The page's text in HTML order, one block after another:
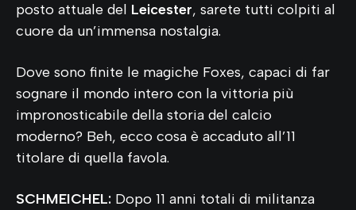
posto attuale del Leicester, sarete tutti colpiti al
cuore da un’immensa nostalgia.
Dove sono finite le magiche Foxes, capaci di far
sognare il mondo intero con la vittoria più
impronosticabile della storia del calcio
moderno? Beh, ecco cosa è accaduto all’11
titolare di quella favola.
SCHMEICHEL: Dopo 11 anni totali di militanza